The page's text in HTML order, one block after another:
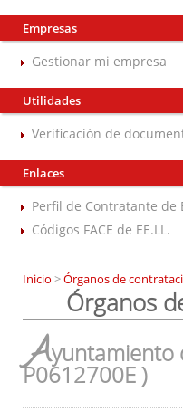
Empresas
Gestionar mi empresa
Utilidades
Verificación de
Enlaces
Perfil de Contratante de
Códigos FACE de EE.LL.
Inicio >Órganos de
Órganos
Ayuntamiento
P0612700E )